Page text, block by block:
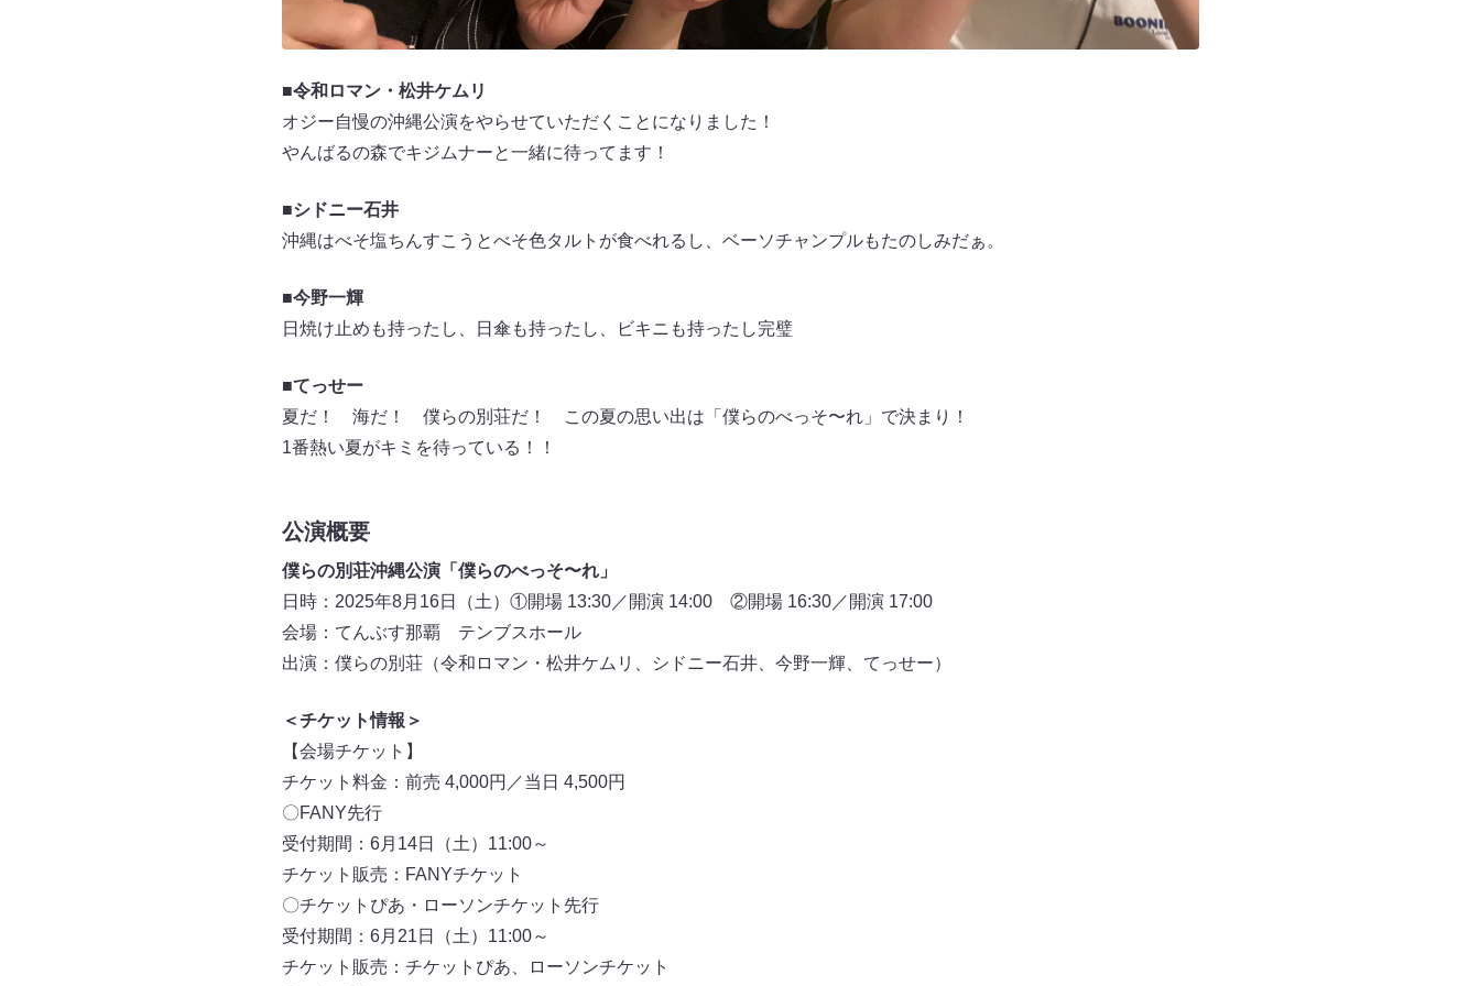
■令和ロマン・松井ケムリ
オジー自慢の沖縄公演をやらせていただくことになりました！
やんばるの森でキジムナーと一緒に待ってます！
■シドニー石井
沖縄はべそ塩ちんすこうとべそ色タルトが食べれるし、ベーソチャンプルもたのしみだぁ。
■今野一輝
日焼け止めも持ったし、日傘も持ったし、ビキニも持ったし完璧
■てっせー
夏だ！ 海だ！ 僕らの別荘だ！ この夏の思い出は「僕らのべっそ〜れ」で決まり！
1番熱い夏がキミを待っている！！
公演概要
僕らの別荘沖縄公演「僕らのべっそ〜れ」
日時：2025年8月16日（土）①開場 13:30／開演 14:00 ②開場 16:30／開演 17:00
会場：てんぶす那覇 テンブスホール
出演：僕らの別荘（令和ロマン・松井ケムリ、シドニー石井、今野一輝、てっせー）
＜チケット情報＞
【会場チケット】
チケット料金：前売 4,000円／当日 4,500円
〇FANY先行
受付期間：6月14日（土）11:00～
チケット販売：FANYチケット
〇チケットぴあ・ローソンチケット先行
受付期間：6月21日（土）11:00～
チケット販売：チケットぴあ、ローソンチケット